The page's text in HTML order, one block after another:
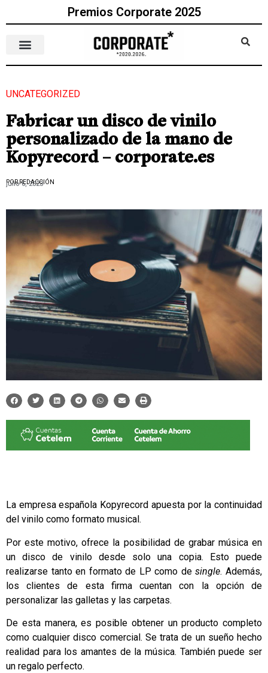
Premios Corporate 2025
UNCATEGORIZED
Fabricar un disco de vinilo
personalizado de la mano de
Kopyrecord – corporate.es
POR REDACCIÓN
julio 6, 2023
La empresa española Kopyrecord apuesta por la continuidad
del vinilo como formato musical.
Por este motivo, ofrece la posibilidad de grabar música en
undisco de vinilodesde solo una copia. Esto puede
realizarse tanto en formato de LP como desingle. Además,
los clientes de esta firma cuentan con la opción de
personalizar las galletas y las carpetas.
De esta manera, es posible obtener un producto completo
como cualquier disco comercial. Se trata de un sueño hecho
realidad para los amantes de la música. También puede ser
un regalo perfecto.